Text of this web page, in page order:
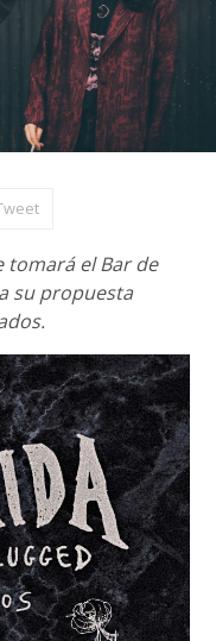
tomará el Bar de
su propuesta